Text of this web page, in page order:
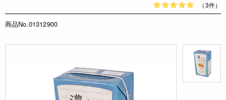
（3件）
商品No.01312900